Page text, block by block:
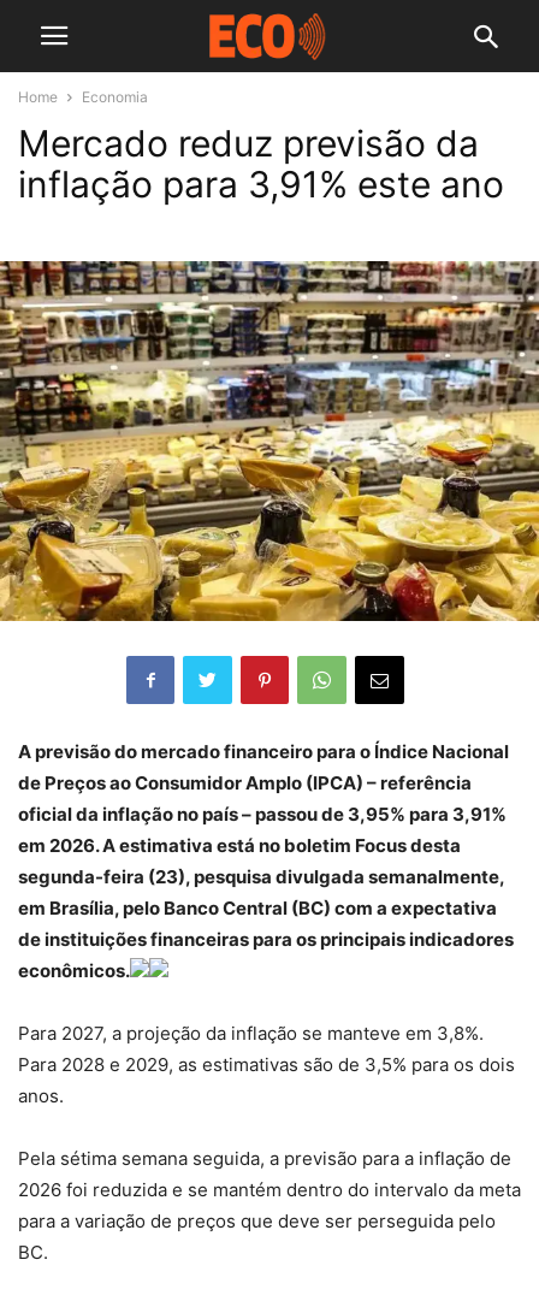
Home Economia
Mercado reduz previsão da
inflação para 3,91% este ano
A previsão do mercado financeiro para o Índice Nacional
de Preços ao Consumidor Amplo (IPCA) – referência
oficial da inflação no país – passou de 3,95% para 3,91%
em 2026. A estimativa está no boletim Focus desta
segunda-feira (23), pesquisa divulgada semanalmente,
em Brasília, pelo Banco Central (BC) com a expectativa
de instituições financeiras para os principais indicadores
econômicos.
Para 2027, a projeção da inflação se manteve em 3,8%.
Para 2028 e 2029, as estimativas são de 3,5% para os dois
anos.
Pela sétima semana seguida, a previsão para a inflação de
2026 foi reduzida e se mantém dentro do intervalo da meta
para a variação de preços que deve ser perseguida pelo
BC.